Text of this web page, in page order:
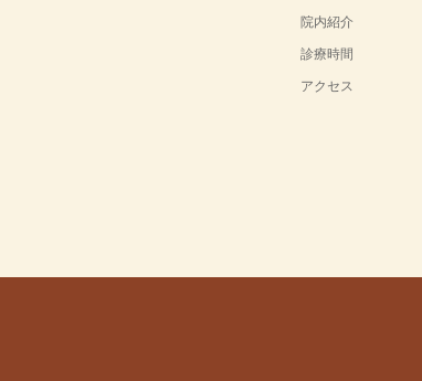
院内紹介
診療時間
アクセス